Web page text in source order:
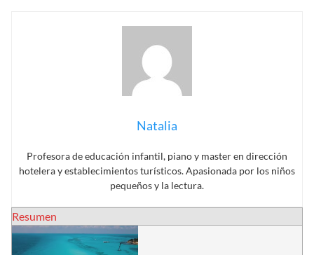
Natalia
Profesora de educación infantil, piano y master en dirección
hotelera y establecimientos turísticos. Apasionada por los niños
pequeños y la lectura.
Resumen